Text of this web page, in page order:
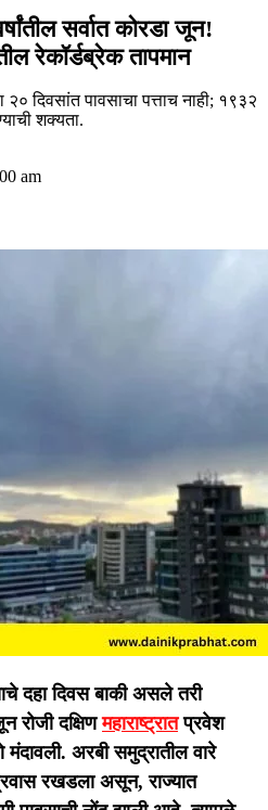
सर्वात कोरडा जून!
रेकॉर्डब्रेक तापमान
दिवसांत पावसाचा पत्ताच नाही; १९३२
शक्यता.
am
दहा दिवस बाकी असले तरी
रोजी दक्षिणमहाराष्ट्रातप्रवेश
अरबी समुद्रातील वारे
रखडला असून, राज्यात